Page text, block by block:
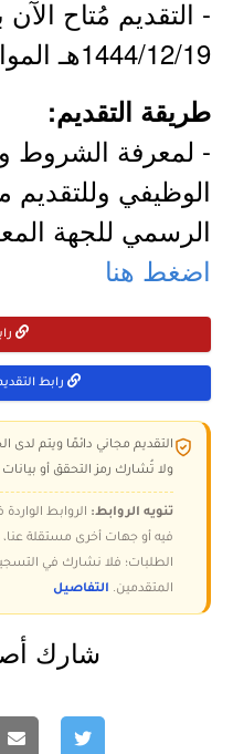
- التقديم مُتاح الآن
1444/12/19هـ الموافق 2023/07/07م.
طريقة التقديم:
- لمعرفة الشروط
الوظيفي وللتقديم
الرسمي للجهة
اضغط هنا
رابط
التقديم مجاني دائمًا ويتم لدى
ولا تُشارك رمز التحقق أو
تنويه الروابط: الروابط
فيه أو جهات أخرى مستقلة
الطلبات؛ فلا نشارك في
المتقدمين. التفاصيل
شارك